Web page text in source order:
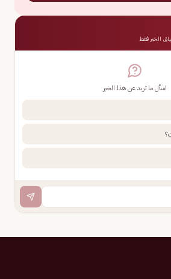
الخبر فقط
اسأل ما تريد عن هذا الخبر